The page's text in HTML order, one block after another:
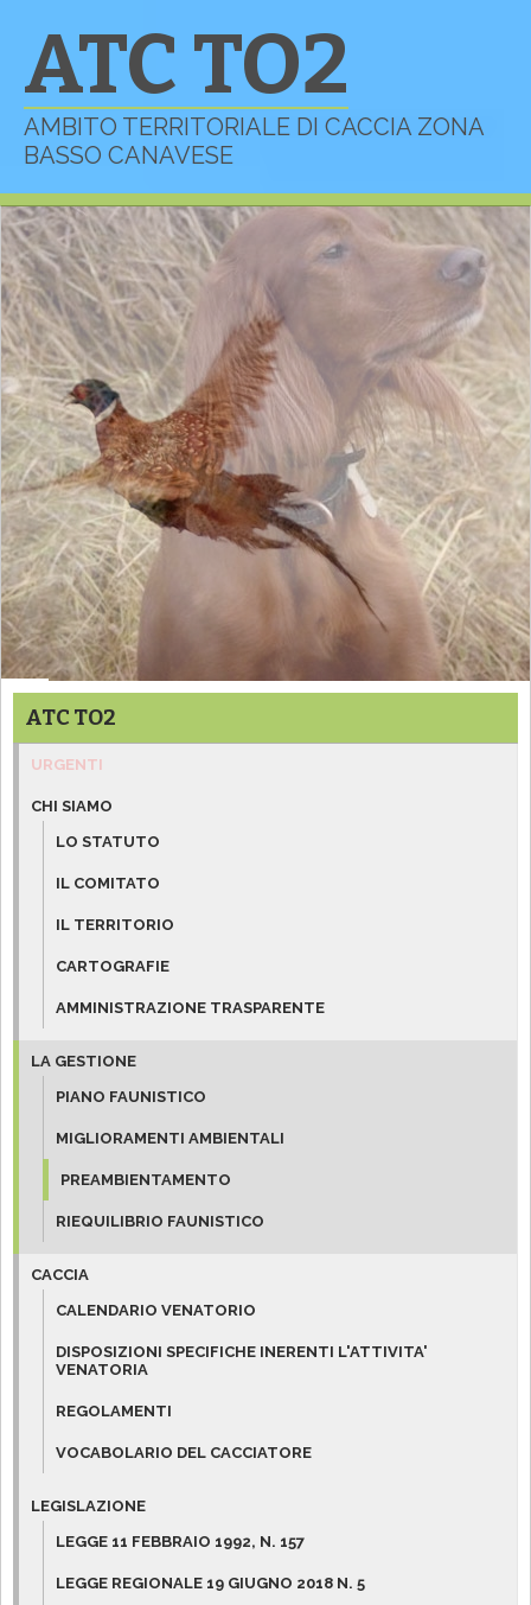
ATC TO2
AMBITO TERRITORIALE DI CACCIA ZONA
BASSO CANAVESE
ATC TO2
URGENTI
CHI SIAMO
LO STATUTO
IL COMITATO
IL TERRITORIO
CARTOGRAFIE
AMMINISTRAZIONE TRASPARENTE
LA GESTIONE
PIANO FAUNISTICO
MIGLIORAMENTI AMBIENTALI
PREAMBIENTAMENTO
RIEQUILIBRIO FAUNISTICO
CACCIA
CALENDARIO VENATORIO
DISPOSIZIONI SPECIFICHE INERENTI L'ATTIVITA'
VENATORIA
REGOLAMENTI
VOCABOLARIO DEL CACCIATORE
LEGISLAZIONE
LEGGE 11 FEBBRAIO 1992, N. 157
LEGGE REGIONALE 19 GIUGNO 2018 N. 5